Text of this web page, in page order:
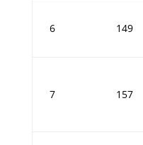
6 149
7 157